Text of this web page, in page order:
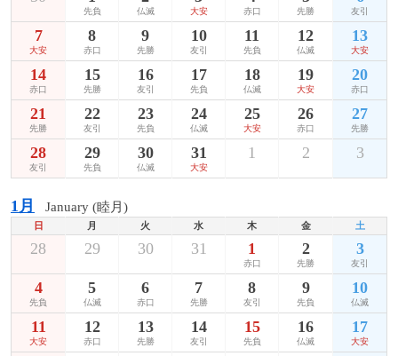
先負 仏滅 大安 赤口 先勝 友引
7
大安
8
赤口
9
先勝
10
友引
11
先負
12
仏滅
13
大安
14
赤口
15
先勝
16
友引
17
先負
18
仏滅
19
大安
20
赤口
21
先勝
22
友引
23
先負
24
仏滅
25
大安
26
赤口
27
先勝
28
友引
29
先負
30
仏滅
31
大安
1 2 3
1月 January (睦月)
日 月 火 水 木 金 土
28 29 30 31 1
赤口
2
先勝
3
友引
4
先負
5
仏滅
6
赤口
7
先勝
8
友引
9
先負
10
仏滅
11
大安
12
赤口
13
先勝
14
友引
15
先負
16
仏滅
17
大安